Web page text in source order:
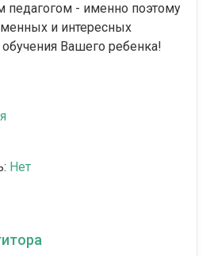
- именно поэтому
и интересных
Вашего ребенка!
Нет